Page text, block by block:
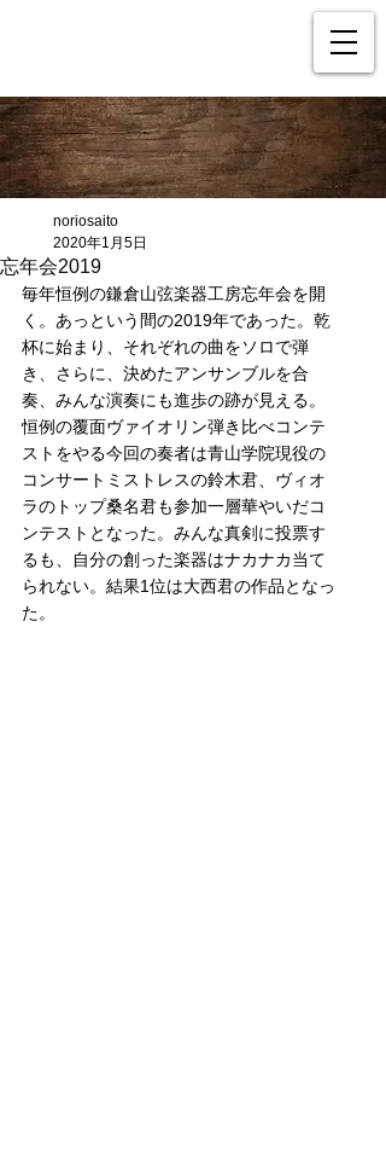
忘年会2019
noriosaito
2020年1月5日
毎年恒例の鎌倉山弦楽器工房忘年会を開
く。あっという間の2019年であった。乾
杯に始まり、それぞれの曲をソロで弾
き、さらに、決めたアンサンブルを合
奏、みんな演奏にも進歩の跡が見える。
恒例の覆面ヴァイオリン弾き比べコンテ
ストをやる今回の奏者は青山学院現役の
コンサートミストレスの鈴木君、ヴィオ
ラのトップ桑名君も参加一層華やいだコ
ンテストとなった。みんな真剣に投票す
るも、自分の創った楽器はナカナカ当て
られない。結果1位は大西君の作品となっ
た。